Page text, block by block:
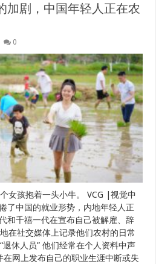
加剧，中国年轻人正在农
0
女孩抱着一头小牛。 VCG |视觉中
了中国的就业形势，内地年轻人正
和千禧一代在宣布自己被解雇、辞
在社交媒体上记录他们农村的日常
退休人员” 他们经常在个人资料中声
网上发布自己的职业生涯中断或失